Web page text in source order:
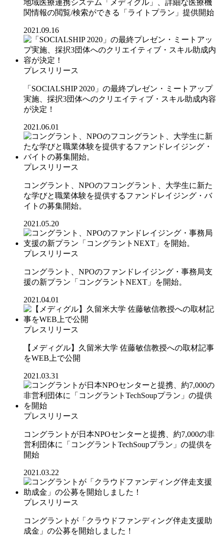
地域医療連携システム「メディグル」、詳細な医療機
関情報の閲覧/検索ができる「ライトプラン」提供開始
2021.09.16
プレスリリース
「SOCIALSHIP 2020」の最終プレゼン・ミートアップ
実施、採択3団体へのクリエイティブ・スキル助成内容
が決定！
2021.06.01
プレスリリース
コングラント、NPOのフコングラント、大学生に新た
な学びと職業体験を提供するファンドレイジング・バ
イトの募集開始。
2021.05.20
プレスリリース
コングラント、NPOのファンドレイジング・事務局支
援の新プラン「コングラントNEXT」を開始。
2021.04.01
プレスリリース
【メディグル】久留米大学 佐藤敏信教授への取材記事
をWEB上で公開
2021.03.31
プレスリリース
コングラントが日本NPOセンターと提携、約7,000の非
営利団体に「コングラントTechSoupプラン」の提供を
開始
2021.03.22
プレスリリース
コングラントが「クラウドファンディング伴走支援助
成金」の公募を開始しました！